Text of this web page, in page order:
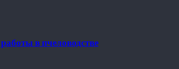
в пчеловодстве